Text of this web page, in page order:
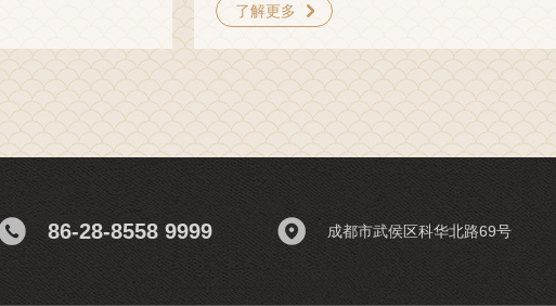
了解更多
86-28-8558 9999 成都市武侯区科华北路69号